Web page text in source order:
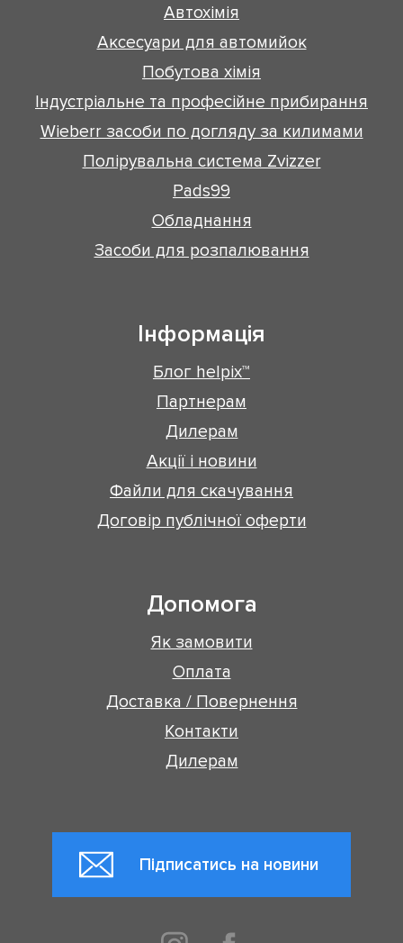
Автохімія
Аксесуари для автомийок
Побутова хімія
Індустріальне та професійне прибирання
Wieberr засоби по догляду за килимами
Полірувальна система Zvizzer
Pads99
Обладнання
Засоби для розпалювання
Інформація
Блог helpix™
Партнерам
Дилерам
Акції і новини
Файли для скачування
Договір публічної оферти
Допомога
Як замовити
Оплата
Доставка / Повернення
Контакти
Дилерам
Підписатись на новини